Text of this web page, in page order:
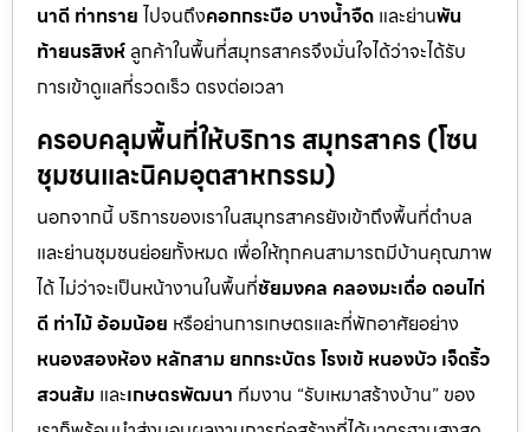
นาดี ท่าทราย ไปจนถึงคอกกระบือ บางน้ำจืด และย่านพัน
ท้ายนรสิงห์ ลูกค้าในพื้นที่สมุทรสาครจึงมั่นใจได้ว่าจะได้รับ
การเข้าดูแลที่รวดเร็ว ตรงต่อเวลา
ครอบคลุมพื้นที่ให้บริการ สมุทรสาคร (โซน
ชุมชนและนิคมอุตสาหกรรม)
นอกจากนี้ บริการของเราในสมุทรสาครยังเข้าถึงพื้นที่ตำบล
และย่านชุมชนย่อยทั้งหมด เพื่อให้ทุกคนสามารถมีบ้านคุณภาพ
ได้ ไม่ว่าจะเป็นหน้างานในพื้นที่ชัยมงคล คลองมะเดื่อ ดอนไก่
ดี ท่าไม้ อ้อมน้อย หรือย่านการเกษตรและที่พักอาศัยอย่าง
หนองสองห้อง หลักสาม ยกกระบัตร โรงเข้ หนองบัว เจ็ดริ้ว
สวนส้ม และเกษตรพัฒนา ทีมงาน “รับเหมาสร้างบ้าน” ของ